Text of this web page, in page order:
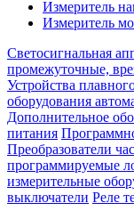
Измеритель
Измеритель
Светосигнальная
промежуточные,
Устройства
оборудования
Дополнительное
питания
Преобразователи
программируемые
измерительные
выключатели Реле